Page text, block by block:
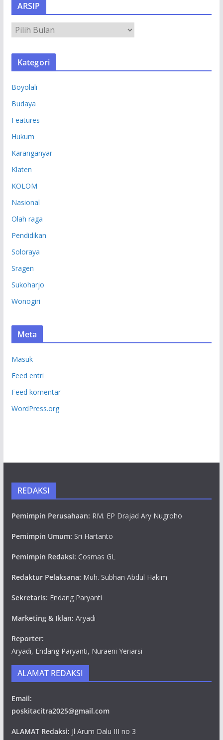
ARSIP
R
S
Kategori
Boyolali
Budaya
Features
Hukum
Karanganyar
Klaten
KOLOM
Nasional
Olah raga
Pendidikan
Soloraya
Sragen
Sukoharjo
Wonogiri
Meta
Masuk
Feed entri
Feed komentar
WordPress.org
REDAKSI
Pemimpin Perusahaan: RM. EP Drajad Ary Nugroho
Pemimpin Umum: Sri Hartanto
Pemimpin Redaksi: Cosmas GL
Redaktur Pelaksana: Muh. Subhan Abdul Hakim
Sekretaris: Endang Paryanti
Marketing & Iklan: Aryadi
Reporter:
Aryadi, Endang Paryanti, Nuraeni Yeriarsi
ALAMAT REDAKSI
Email:
poskitacitra2025@gmail.com
ALAMAT Redaksi: Jl Arum Dalu III no 3